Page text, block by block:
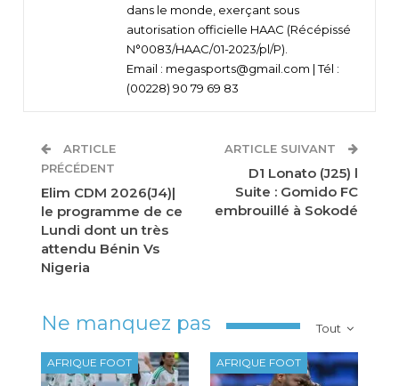
dans le monde, exerçant sous
autorisation officielle HAAC (Récépissé
N°0083/HAAC/01-2023/pl/P).
Email : megasports@gmail.com | Tél :
(00228) 90 79 69 83
ARTICLE
PRÉCÉDENT
Elim CDM 2026(J4)|
le programme de ce
Lundi dont un très
attendu Bénin Vs
Nigeria
ARTICLE SUIVANT
D1 Lonato (J25) l
Suite : Gomido FC
embrouillé à Sokodé
Tout
Ne manquez pas
AFRIQUE FOOT AFRIQUE FOOT